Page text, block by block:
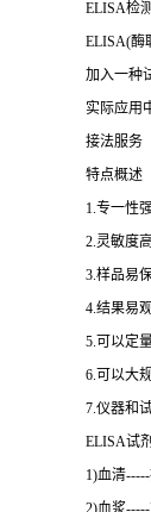
ELISA检
ELISA(酶
加入一种
实际应用
接法服务
特点概述
1.专一性
2.灵敏度
3.样品易
4.结果易
5.可以定
6.可以大
7.仪器和
ELISA试
1)血清
2)血浆